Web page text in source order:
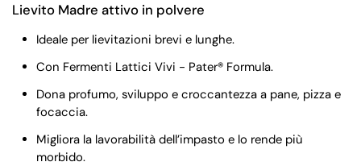
Lievito Madre attivo in polvere
Ideale per lievitazioni brevi e lunghe.
Con Fermenti Lattici Vivi - Pater® Formula.
Dona profumo, sviluppo e croccantezza a pane, pizza e
focaccia.
Migliora la lavorabilità dell’impasto e lo rende più
morbido.